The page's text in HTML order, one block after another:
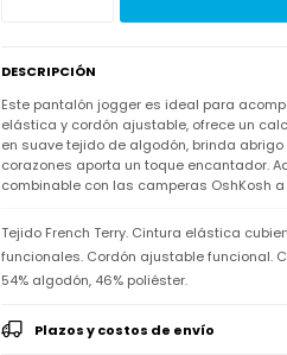
DESCRIPCIÓN
Este pantalón jogger es ideal para
elástica y cordón ajustable, ofrece un
en suave tejido de algodón, brinda
corazones aporta un toque encantador.
combinable con las camperas OshKosh
Tejido French Terry. Cintura elástica
funcionales. Cordón ajustable funcional.
54% algodón, 46% poliéster.
Plazos y costos de envío